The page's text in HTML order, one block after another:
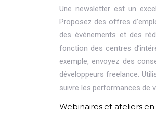
Une newsletter est un
Proposez des offres
des événements et des
fonction des centres
exemple, envoyez des
développeurs freelance.
suivre les performances de
Webinaires et ateliers